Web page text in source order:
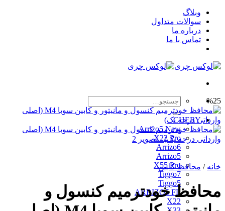
Skip
content
وبلاگ
سوالات متداول
درباره ما
تماس با ما
جستجو
برای:
CHERY
Arrizo5 New
X22 Pro
Arrizo6
Arrizo5
X55 Pro
Tiggo7
Tiggo5
ARRIZO5 FL
X22
%25
خانه / محافظ کابین
محافظ خودترمیم کنسول و